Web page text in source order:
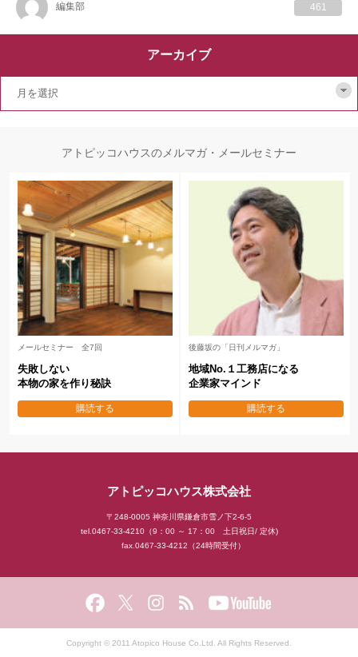
編集部 461
アーカイブ
アトピッコハウスのメルマガ・メールセミナー
メールセミナー 全7回
失敗しない
本物の家を作り秘訣
購読する
後藤坂の「日刊メルマガ」
地域No.１工務店になる
企業家マインド
購読する
アトピッコハウス株式会社
〒248-0005 神奈川県鎌倉市雪ノ下2-6-5
tel.0467-33-4210（9：00 ～ 17：00 土日祝日/ 定休)
fax.0467-33-4212（24時間受付）
Copyright © 2011 Atopico House Co.Ltd. All Rights Reserved.